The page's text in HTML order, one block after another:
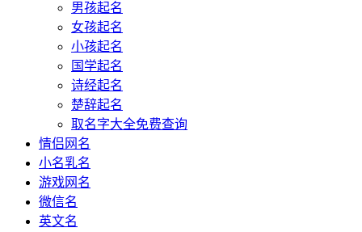
男孩起名
女孩起名
小孩起名
国学起名
诗经起名
楚辞起名
取名字大全免费查询
情侣网名
小名乳名
游戏网名
微信名
英文名